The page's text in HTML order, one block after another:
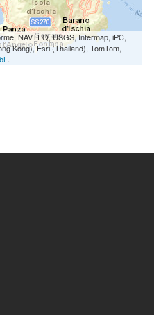
NAVTEQ, USGS, Intermap, iPC,
Kong), Esri (Thailand), TomTom,
.